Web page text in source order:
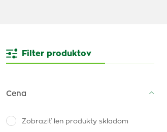
Filter produktov
Cena
Zobraziť len produkty skladom